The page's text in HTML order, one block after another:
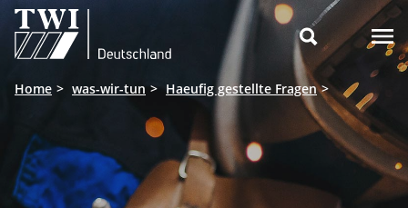

Home was-wir-tun Haeufig gestellte Fragen